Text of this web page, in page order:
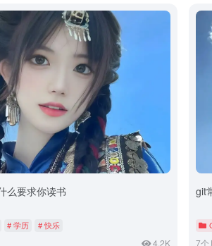
么要求你读书
# 学历 # 快乐
4.2K
git
7个